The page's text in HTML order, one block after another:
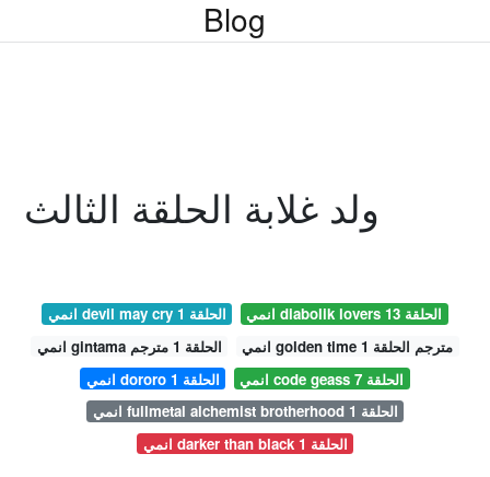
Blog
ولد غلابة الحلقة الثالث
انمي devil may cry الحلقة 1
انمي diabolik lovers الحلقة 13
انمي gintama الحلقة 1 مترجم
انمي golden time مترجم الحلقة 1
انمي dororo الحلقة 1
انمي code geass الحلقة 7
انمي fullmetal alchemist brotherhood الحلقة 1
انمي darker than black الحلقة 1